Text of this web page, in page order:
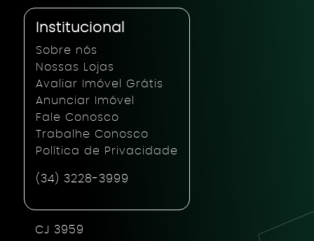
Institucional
Sobre nós
Nossas Lojas
Avaliar Imóvel Grátis
Anunciar Imóvel
Fale Conosco
Trabalhe Conosco
Política de Privacidade
(34) 3228-3999
CJ 3959